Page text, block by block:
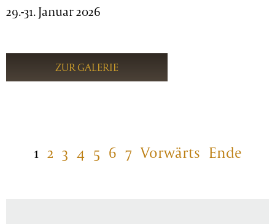
29.-31. Januar 2026
ZUR GALERIE
1 2 3 4 5 6 7 Vorwärts Ende